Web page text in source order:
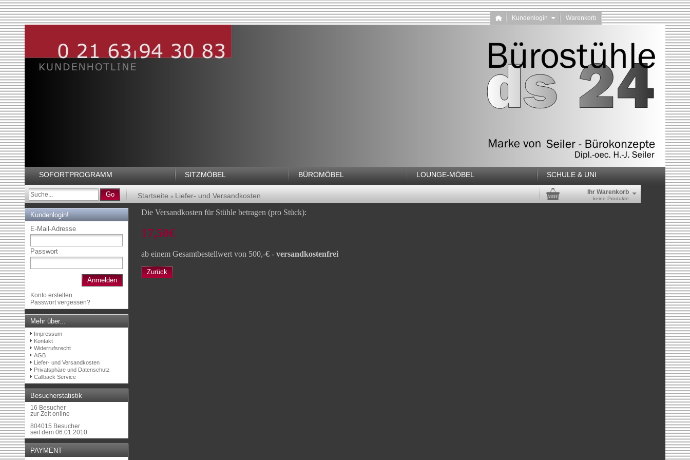
Kundenlogin Warenkorb
SOFORTPROGRAMM SITZMÖBEL BÜROMÖBEL LOUNGE-MÖBEL SCHULE & UNI
Go Startseite » Liefer- und Versandkosten Ihr Warenkorb
keine Produkte
Die Versandkosten für Stühle betragen (pro Stück):
17,50€
ab einem Gesamtbestellwert von 500,-€ - versandkostenfrei
Zurück
Kundenlogin!
E-Mail-Adresse
Passwort
Anmelden
Konto erstellen
Passwort vergessen?
Mehr über...
Impressum
Kontakt
Widerrufsrecht
AGB
Liefer- und Versandkosten
Privatsphäre und Datenschutz
Callback Service
Besucherstatistik
16 Besucher
zur Zeit online
804015 Besucher
seit dem 06.01.2010
PAYMENT